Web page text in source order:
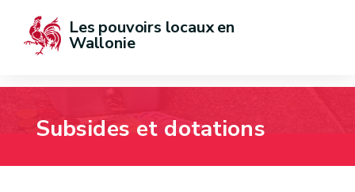
Les pouvoirs locaux en
Wallonie
Subsides et dotations